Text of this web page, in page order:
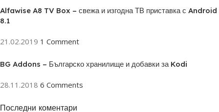
Alfawise A8 TV Box – свежа и изгодна ТВ приставка с Android
8.1
21.02.2019 1 Comment
BG Addons – Българско хранилище и добавки за Kodi
28.11.2018 6 Comments
Последни коментари